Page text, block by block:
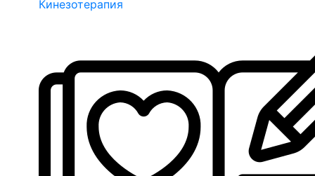
Кинезотерапия